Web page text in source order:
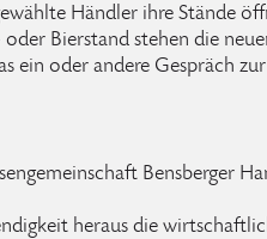
Händler ihre Stände
Bierstand stehen die
ein oder andere Gespräch
Bensberger
heraus die